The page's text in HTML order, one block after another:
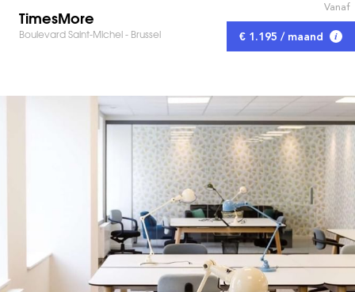
TimesMore
Boulevard Saint-Michel - Brussel
Vanaf
€ 1.195 / maand